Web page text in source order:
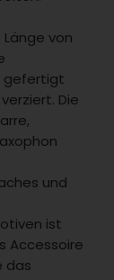
von
gefertigt
Die
und
ist
Accessoire
das